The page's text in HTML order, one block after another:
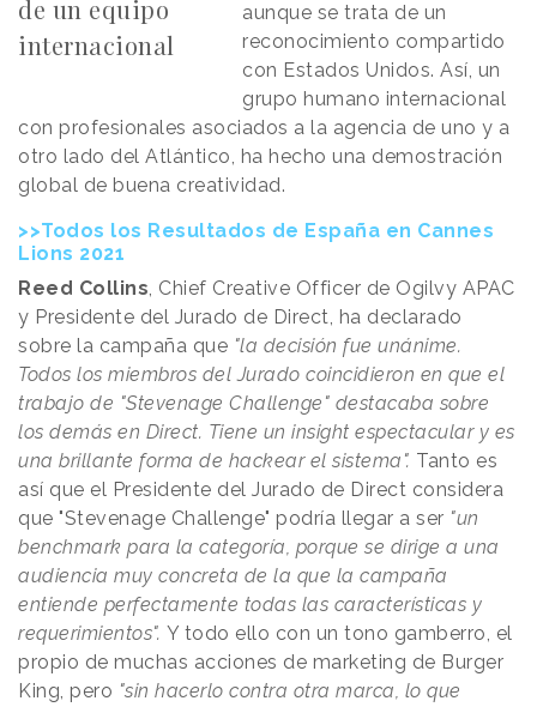
de un equipo
internacional
aunque se trata de un
reconocimiento compartido
con Estados Unidos. Así, un
grupo humano internacional
con profesionales asociados a la agencia de uno y a
otro lado del Atlántico, ha hecho una demostración
global de buena creatividad.
>>Todos los Resultados de España en Cannes
Lions 2021
Reed Collins, Chief Creative Officer de Ogilvy APAC
y Presidente del Jurado de Direct, ha declarado
sobre la campaña que "la decisión fue unánime.
Todos los miembros del Jurado coincidieron en que el
trabajo de "Stevenage Challenge" destacaba sobre
los demás en Direct. Tiene un insight espectacular y es
una brillante forma de hackear el sistema". Tanto es
así que el Presidente del Jurado de Direct considera
que "Stevenage Challenge" podría llegar a ser "un
benchmark para la categoría, porque se dirige a una
audiencia muy concreta de la que la campaña
entiende perfectamente todas las características y
requerimientos". Y todo ello con un tono gamberro, el
propio de muchas acciones de marketing de Burger
King, pero "sin hacerlo contra otra marca, lo que